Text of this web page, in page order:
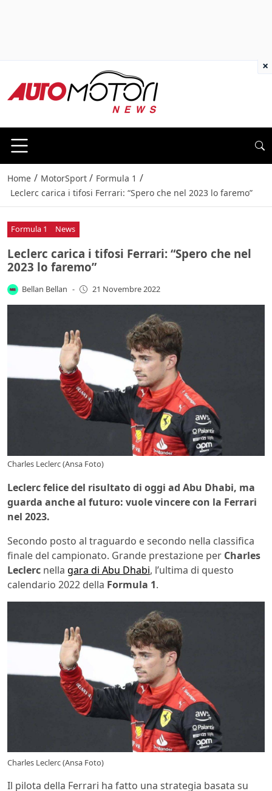
Home / MotorSport / Formula 1 /
Leclerc carica i tifosi Ferrari: “Spero che nel 2023 lo faremo”
Formula 1 News
Leclerc carica i tifosi Ferrari: “Spero che nel
2023 lo faremo”
Bellan Bellan - 21 Novembre 2022
Charles Leclerc (Ansa Foto)
Leclerc felice del risultato di oggi ad Abu Dhabi, ma
guarda anche al futuro: vuole vincere con la Ferrari
nel 2023.
Secondo posto al traguardo e secondo nella classifica
finale del campionato. Grande prestazione per Charles
Leclerc nella gara di Abu Dhabi, l’ultima di questo
calendario 2022 della Formula 1.
Charles Leclerc (Ansa Foto)
Il pilota della Ferrari ha fatto una strategia basata su
×